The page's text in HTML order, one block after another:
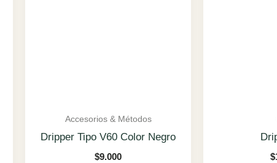
Accesorios & Métodos
Dripper Tipo V60 Color Negro
$9.000 $